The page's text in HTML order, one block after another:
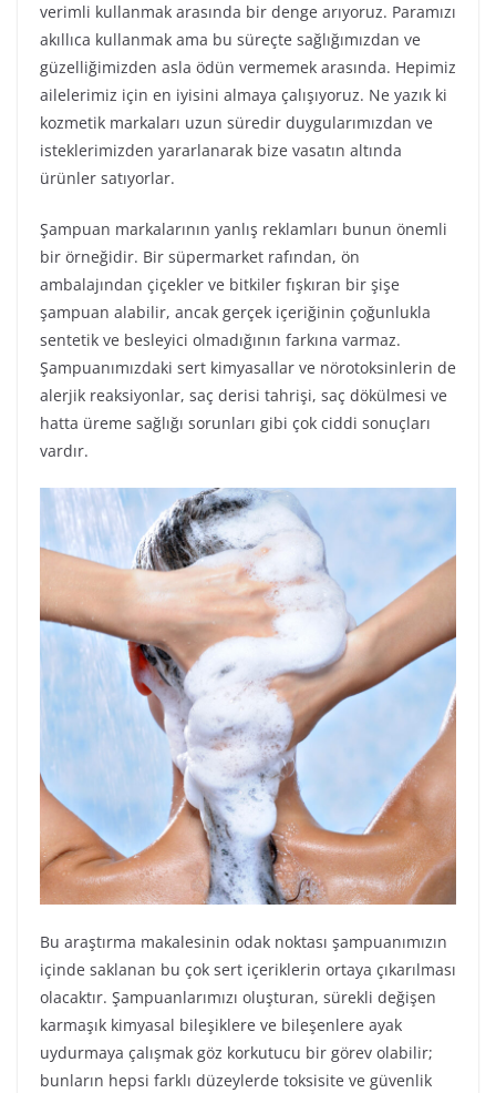
verimli kullanmak arasında bir denge arıyoruz. Paramızı
akıllıca kullanmak ama bu süreçte sağlığımızdan ve
güzelliğimizden asla ödün vermemek arasında. Hepimiz
ailelerimiz için en iyisini almaya çalışıyoruz. Ne yazık ki
kozmetik markaları uzun süredir duygularımızdan ve
isteklerimizden yararlanarak bize vasatın altında
ürünler satıyorlar.
Şampuan markalarının yanlış reklamları bunun önemli
bir örneğidir. Bir süpermarket rafından, ön
ambalajından çiçekler ve bitkiler fışkıran bir şişe
şampuan alabilir, ancak gerçek içeriğinin çoğunlukla
sentetik ve besleyici olmadığının farkına varmaz.
Şampuanımızdaki sert kimyasallar ve nörotoksinlerin de
alerjik reaksiyonlar, saç derisi tahrişi, saç dökülmesi ve
hatta üreme sağlığı sorunları gibi çok ciddi sonuçları
vardır.
Bu araştırma makalesinin odak noktası şampuanımızın
içinde saklanan bu çok sert içeriklerin ortaya çıkarılması
olacaktır. Şampuanlarımızı oluşturan, sürekli değişen
karmaşık kimyasal bileşiklere ve bileşenlere ayak
uydurmaya çalışmak göz korkutucu bir görev olabilir;
bunların hepsi farklı düzeylerde toksisite ve güvenlik